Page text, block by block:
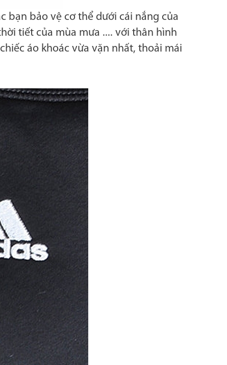
bạn bảo vệ cơ thể dưới cái nắng của
tiết của mùa mưa .... với thân hình
áo khoác vừa vặn nhất, thoải mái